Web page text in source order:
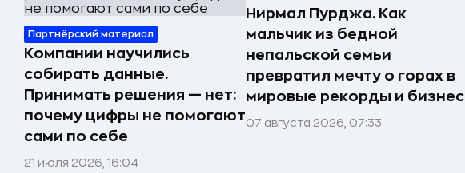
Партнёрский материал
Компании научились
собирать данные.
Принимать решения — нет:
почему цифры не помогают
сами по себе
21 июля 2026, 16:04
Нирмал Пурджа. Как
мальчик из бедной
непальской семьи
превратил мечту о горах в
мировые рекорды и бизнес
07 августа 2026, 07:33